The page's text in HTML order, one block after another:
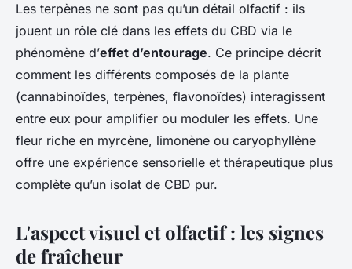
Les terpènes ne sont pas qu’un détail olfactif : ils
jouent un rôle clé dans les effets du CBD via le
phénomène d’effet d’entourage. Ce principe décrit
comment les différents composés de la plante
(cannabinoïdes, terpènes, flavonoïdes) interagissent
entre eux pour amplifier ou moduler les effets. Une
fleur riche en myrcène, limonène ou caryophyllène
offre une expérience sensorielle et thérapeutique plus
complète qu’un isolat de CBD pur.
L'aspect visuel et olfactif : les signes
de fraîcheur